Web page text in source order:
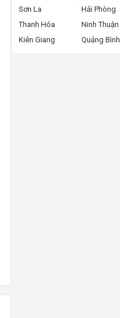
Sơn La
Hải Phòng
Thanh Hóa
Ninh Thuận
Kiên Giang
Quảng Bình